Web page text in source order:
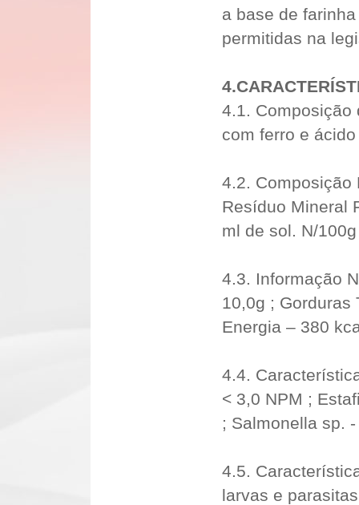
a base de
permitidas na
4.1. Composição
com ferro e
4.2. Composição
Resíduo Mineral
ml de sol. N/
4.3. Informação
10,0g ; Gorduras
Energia – 380
4.4.
< 3,0 NPM ;
; Salmonella sp.
4.5.
larvas e